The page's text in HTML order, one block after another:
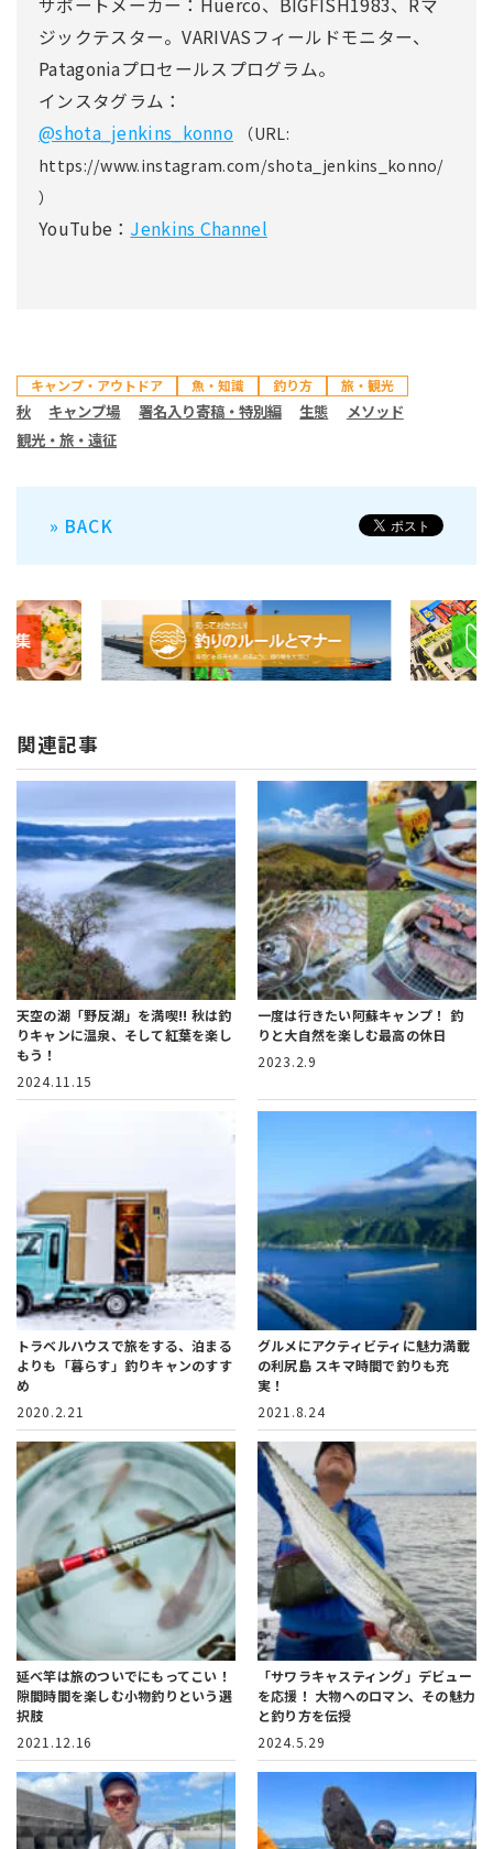
サポートメーカー：Huerco、BIGFISH1983、Rマ
ジックテスター。VARIVASフィールドモニター、
Patagoniaプロセールスプログラム。
インスタグラム：
@shota_jenkins_konno
（URL:
https://www.instagram.com/shota_jenkins_konno/
）
YouTube： Jenkins Channel
キャンプ・アウトドア 魚・知識 釣り方 旅・観光
秋 キャンプ場 署名入り寄稿・特別編 生態
メソッド
観光・旅・遠征
» BACK
関連記事
天空の湖「野反湖」を満喫!! 秋は釣
りキャンに温泉、そして紅葉を楽し
もう！
2024.11.15
一度は行きたい阿蘇キャンプ！ 釣
りと大自然を楽しむ最高の休日
2023.2.9
トラベルハウスで旅をする、泊まる
よりも「暮らす」釣りキャンのすす
め
2020.2.21
グルメにアクティビティに魅力満載
の利尻島 スキマ時間で釣りも充
実！
2021.8.24
延べ竿は旅のついでにもってこい！
隙間時間を楽しむ小物釣りという選
択肢
2021.12.16
「サワラキャスティング」デビュー
を応援！ 大物へのロマン、その魅力
と釣り方を伝授
2024.5.29